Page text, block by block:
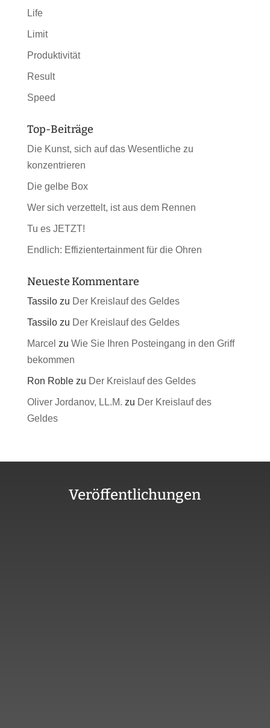
Life
Limit
Produktivität
Result
Speed
Top-Beiträge
Die Kunst, sich auf das Wesentliche zu
konzentrieren
Die gelbe Box
Wer sich verzettelt, ist aus dem Rennen
Tu es JETZT!
Endlich: Effizientertainment für die Ohren
Neueste Kommentare
Tassilozu Der Kreislauf des Geldes
Tassilozu Der Kreislauf des Geldes
Marcel zu Wie Sie Ihren Posteingang in den Griff
bekommen
Ron Roblezu Der Kreislauf des Geldes
Oliver Jordanov, LL.M. zu Der Kreislauf des
Geldes
Veröffentlichungen